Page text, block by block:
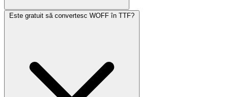
Este gratuit să convertesc WOFF în TTF?